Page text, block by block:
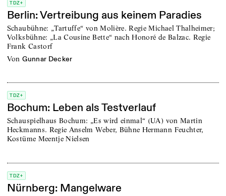
TDZ+
Berlin: Vertreibung aus keinem Paradies
Schaubühne: „Tartuffe“ von Molière. Regie Michael Thalheimer;
Volksbühne: „La Cousine Bette“ nach Honoré de Balzac. Regie
Frank Castorf
von Gunnar Decker
TDZ+
Bochum: Leben als Testverlauf
Schauspielhaus Bochum: „Es wird einmal“ (UA) von Martin
Heckmanns. Regie Anselm Weber, Bühne Hermann Feuchter,
Kostüme Meentje Nielsen
TDZ+
Nürnberg: Mangelware